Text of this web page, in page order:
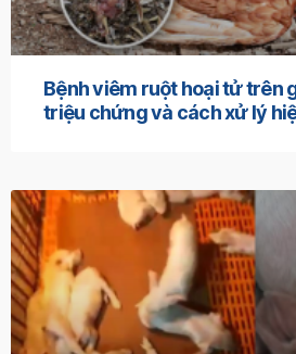
Bệnh viêm ruột hoại tử trên
triệu chứng và cách xử lý